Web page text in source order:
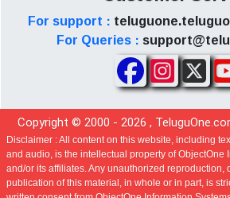
For support :
For Queries :
Copyright © 2000 - 2026 ,
Disclaimer :All content on this website, including
and audio, is the intellectual property of ObjectOne
and/or its affiliates. Any unauthorized reproduction,
publication of this material, in whole or in part, is